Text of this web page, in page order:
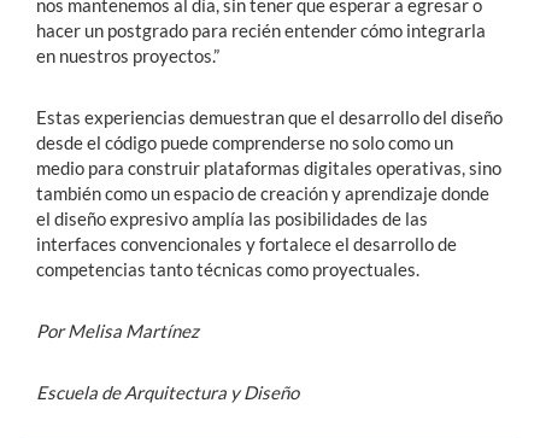
hacer un postgrado para recién entender cómo integrarla
en nuestros proyectos.”
Estas experiencias demuestran que el desarrollo del diseño
desde el código puede comprenderse no solo como un
medio para construir plataformas digitales operativas, sino
también como un espacio de creación y aprendizaje donde
el diseño expresivo amplía las posibilidades de las
interfaces convencionales y fortalece el desarrollo de
competencias tanto técnicas como proyectuales.
Por Melisa Martínez
Escuela de Arquitectura y Diseño